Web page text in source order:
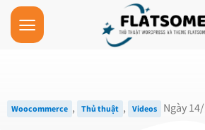
Skip
content
Woocommerce , Thủ thuật , Videos
Ngày